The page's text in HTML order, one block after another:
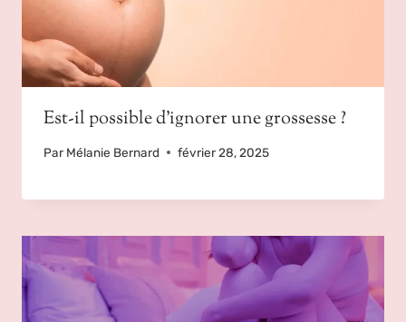
Est-il possible d’ignorer une grossesse ?
Par Mélanie Bernard février 28, 2025